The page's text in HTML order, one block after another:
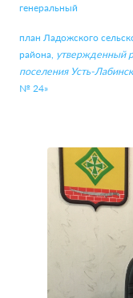
генеральный
план Ладожского
района, утвержденный
поселения Усть-
№ 24»